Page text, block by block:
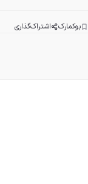
بوکمارک اشتراک‌گذاری